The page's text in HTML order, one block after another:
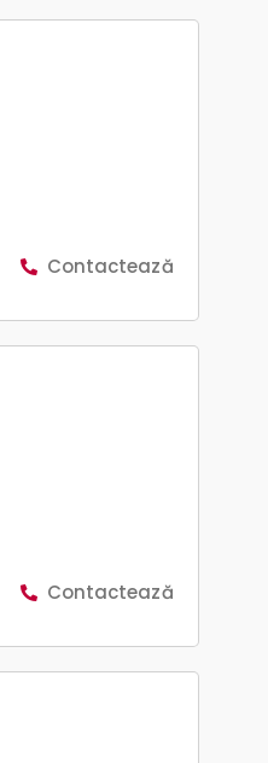
Contactează
Contactează